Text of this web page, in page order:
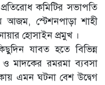
কমিটির সভাপতি
স্টেশনপাড়া শাহী
হোসাইন প্রমুখ ।
যাবত হতে বিভিন্ন
মাদকের রমরমা ব্যবসা
এমন ঘটনা বেশ উদ্বেগ